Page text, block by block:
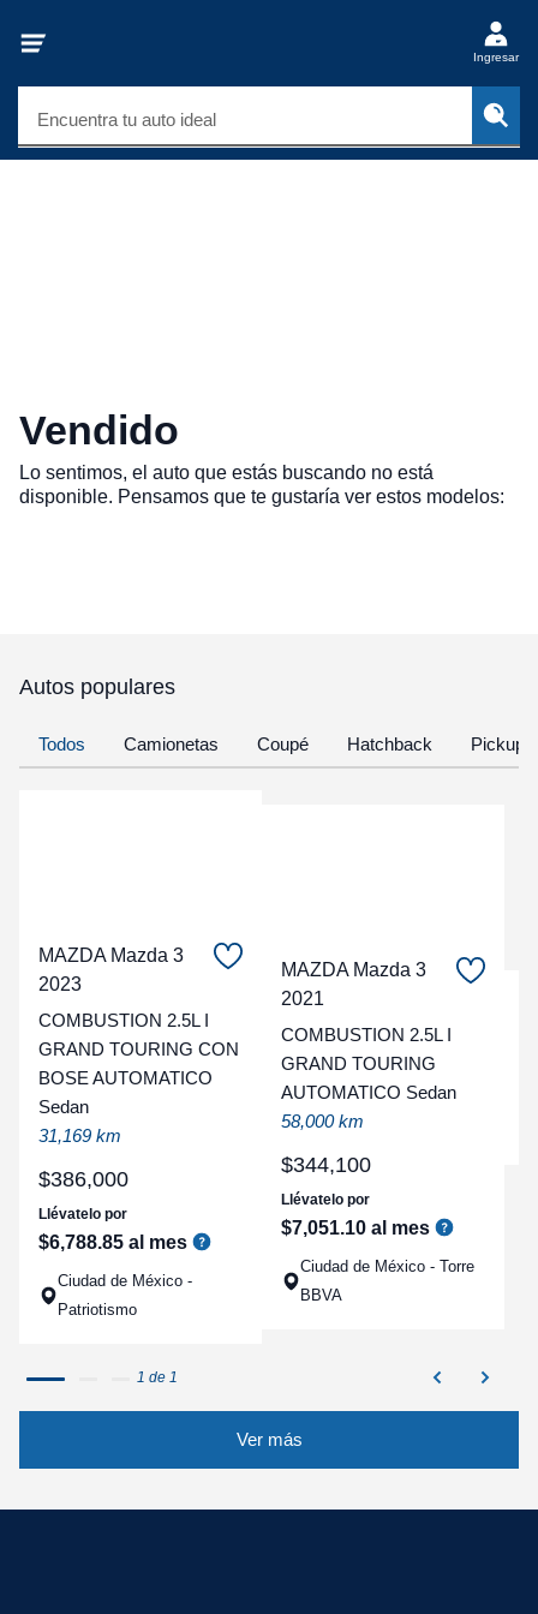
Ingresar
Encuentra tu auto ideal
Vendido
Lo sentimos, el auto que estás buscando no está
disponible. Pensamos que te gustaría ver estos modelos:
Autos populares
Todos Camionetas Coupé Hatchback Pickup
MAZDA Mazda 3
2023
COMBUSTION 2.5L I
GRAND TOURING CON
BOSE AUTOMATICO
Sedan
31,169 km
$386,000
Llévatelo por
$6,788.85 al mes
Ciudad de México -
Patriotismo
MAZDA Mazda 3
2021
COMBUSTION 2.5L I
GRAND TOURING
AUTOMATICO Sedan
58,000 km
$344,100
Llévatelo por
$7,051.10 al mes
Ciudad de México - Torre
BBVA
1 de 1
Ver más